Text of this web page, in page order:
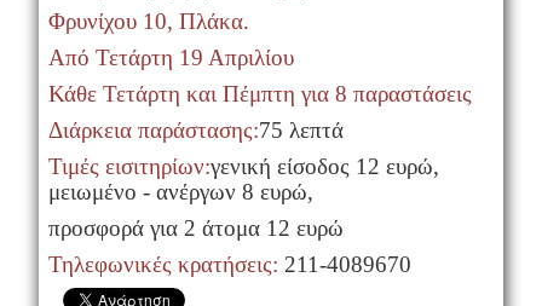
Φρυνίχου 10, Πλάκα.
Από Τετάρτη 19 Απριλίου
Κάθε Τετάρτη και Πέμπτη για 8 παραστάσεις
Διάρκεια παράστασης:75 λεπτά
Τιμές εισιτηρίων:γενική είσοδος 12 ευρώ,
μειωμένο - ανέργων 8 ευρώ,
προσφορά για 2 άτομα 12 ευρώ
Τηλεφωνικές κρατήσεις: 211-4089670